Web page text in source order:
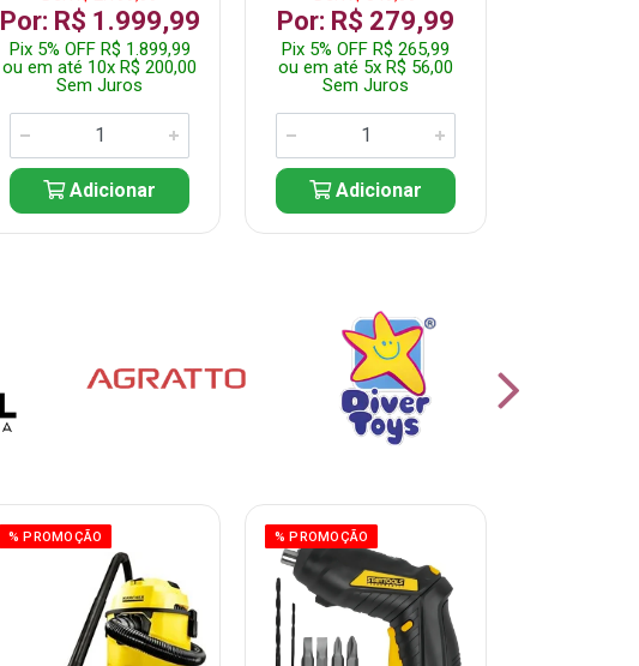
Por: R$ 1.999,99
Pix 5% OFF R$ 1.899,99
ou em até 10x R$ 200,00
Sem Juros
Adicionar
Por: R$ 279,99
Pix 5% OFF R$ 265,99
ou em até 5x R$ 56,00
Sem Juros
Adicionar
% PROMOÇÃO % PROMOÇÃO